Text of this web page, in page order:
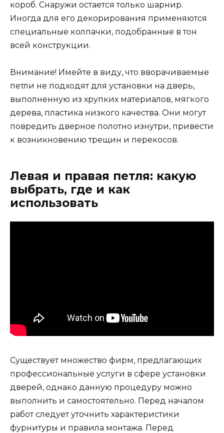
короб. Снаружи остается только шарнир.
Иногда для его декорирования применяются
специальные колпачки, подобранные в тон
всей конструкции.
Внимание! Имейте в виду, что вворачиваемые
петли не подходят для установки на дверь,
выполненную из хрупких материалов, мягкого
дерева, пластика низкого качества. Они могут
повредить дверное полотно изнутри, привести
к возникновению трещин и перекосов.
Левая и правая петля: какую
выбрать, где и как
использовать
Существует множество фирм, предлагающих
профессиональные услуги в сфере установки
дверей, однако данную процедуру можно
выполнить и самостоятельно. Перед началом
работ следует уточнить характеристики
фурнитуры и правила монтажа. Перед